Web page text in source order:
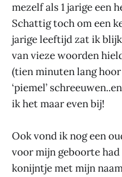
mezelf als 1 jarige een
Schattig toch om een
jarige leeftijd zat ik
van vieze woorden
(tien minuten lang
‘piemel’
ik het maar even bij!
Ook vond ik nog een
voor mijn geboorte
konijntje met mijn